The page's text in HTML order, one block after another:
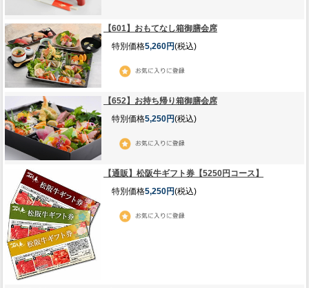
【601】おもてなし箱御膳会席
特別価格5,260円(税込)
【652】お持ち帰り箱御膳会席
特別価格5,250円(税込)
【通販】松阪牛ギフト券【5250円コース】
特別価格5,250円(税込)